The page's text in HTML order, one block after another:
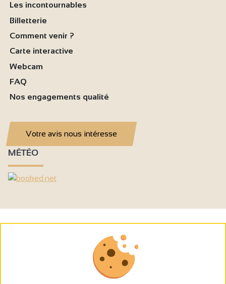
Les incontournables
Billetterie
Comment venir ?
Carte interactive
Webcam
FAQ
Nos engagements qualité
Votre avis nous intéresse
MÉTÉO